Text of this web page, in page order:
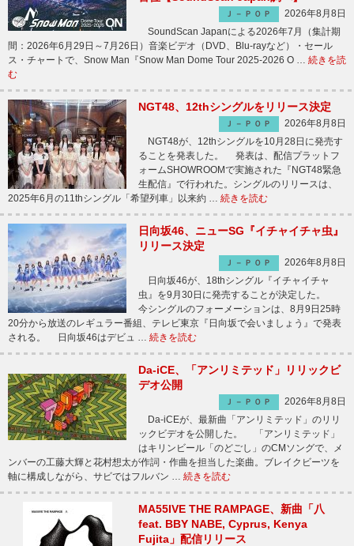
Ｊ－ＰＯＰ
2026年8月8日
SoundScan Japanによる2026年7月（集計期
間：2026年6月29日～7月26日）音楽ビデオ（DVD、Blu-rayなど）・セール
ス・チャートで、Snow Man『Snow Man Dome Tour 2025-2026 O … 続きを読
む
NGT48、12thシングルをリリース決定
Ｊ－ＰＯＰ
2026年8月8日
NGT48が、12thシングルを10月28日に発売す
ることを発表した。 発表は、配信プラットフ
ォームSHOWROOMで実施された『NGT48緊急
生配信』で行われた。シングルのリリースは、
2025年6月の11thシングル「希望列車」以来約 … 続きを読む
日向坂46、ニューSG『イチャイチャ虫』
リリース決定
Ｊ－ＰＯＰ
2026年8月8日
日向坂46が、18thシングル『イチャイチャ
虫』を9月30日に発売することが決定した。
今シングルのフォーメーションは、8月9日25時
20分から放送のレギュラー番組、テレビ東京『日向坂で会いましょう』で発表
される。 日向坂46はデビュ … 続きを読む
Da-iCE、「アンリミテッド」リリックビ
デオ公開
Ｊ－ＰＯＰ
2026年8月8日
Da-iCEが、最新曲「アンリミテッド」のリリ
ックビデオを公開した。 「アンリミテッド」
はキリンビール「のどごし」のCMソングで、メ
ンバーの工藤大輝と花村想太が作詞・作曲を担当した楽曲。ブレイクビーツを
軸に構成しながら、サビではフルバン … 続きを読む
MA55IVE THE RAMPAGE、新曲「八
feat. BBY NABE, Cyprus, Kenya
Fujita」配信リリース